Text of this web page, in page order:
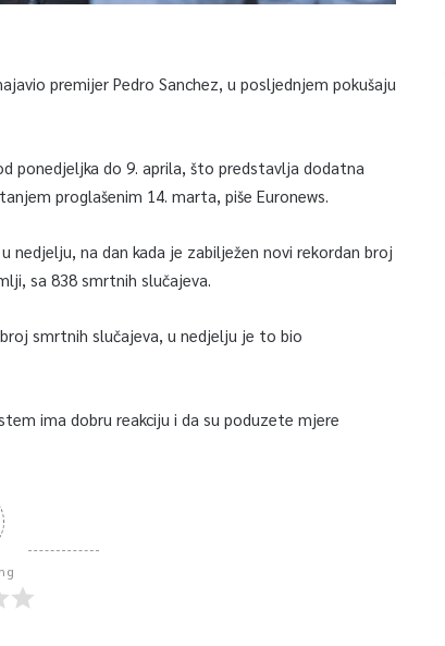
premijer Pedro Sanchez, u posljednjem pokušaju
ponedjeljka do 9. aprila, što predstavlja dodatna
proglašenim 14. marta, piše Euronews.
na dan kada je zabilježen novi rekordan broj
sa 838 smrtnih slučajeva.
smrtnih slučajeva, u nedjelju je to bio
ima dobru reakciju i da su poduzete mjere